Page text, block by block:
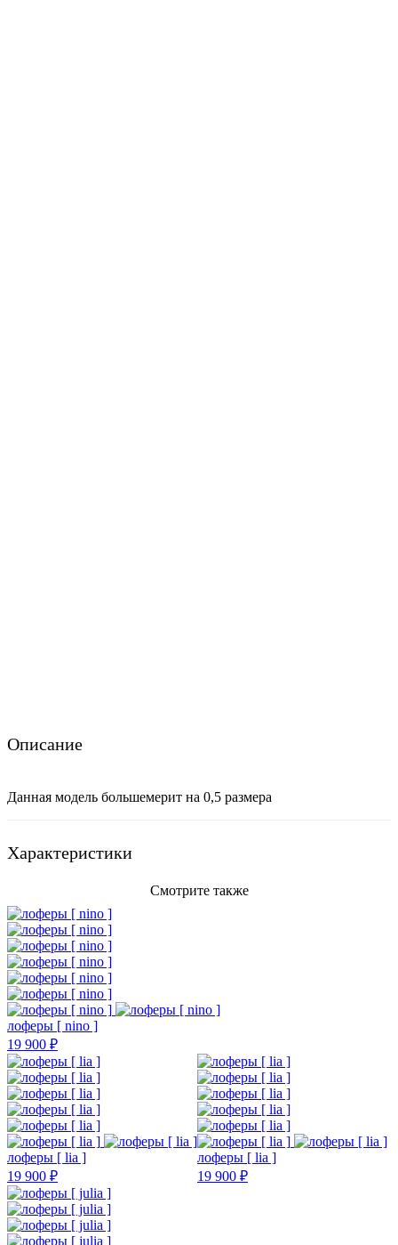
Описание
Данная модель большемерит на 0,5 размера
Характеристики
Смотрите также
лоферы [ nino ]
19 900 ₽
лоферы [ lia ]
19 900 ₽
лоферы [ lia ]
19 900 ₽